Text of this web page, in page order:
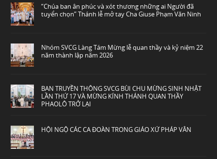
“Chúa ban ân phúc và xót thương những ai Người đã
tuyển chọn” Thánh lễ mở tay Cha Giuse Phạm Văn Ninh
Nhóm SVCG Làng Tám Mừng lễ quan thầy và kỷ niệm 22
năm thành lập năm 2026
BAN TRUYỀN THÔNG SVCG BÙI CHU MỪNG SINH NHẬT
LẦN THỨ 17 VÀ MỪNG KÍNH THÁNH QUAN THẦY
PHAOLÔ TRỞ LẠI
HỘI NGỘ CÁC CA ĐOÀN TRONG GIÁO XỨ PHÁP VÂN